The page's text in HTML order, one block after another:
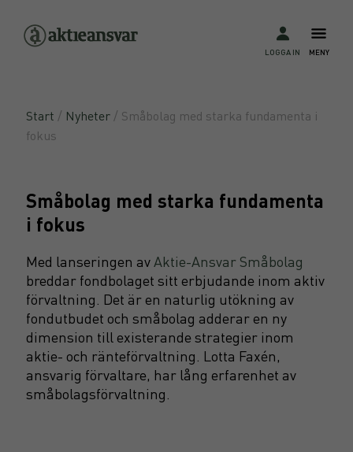
MENY
LOGGA IN
Start / Nyheter / Småbolag med starka fundamenta i
fokus
Småbolag med starka fundamenta
i fokus
Med lanseringen av Aktie-Ansvar Småbolag
breddar fondbolaget sitt erbjudande inom aktiv
förvaltning. Det är en naturlig utökning av
fondutbudet och småbolag adderar en ny
dimension till existerande strategier inom
aktie- och ränteförvaltning. Lotta Faxén,
ansvarig förvaltare, har lång erfarenhet av
småbolagsförvaltning.